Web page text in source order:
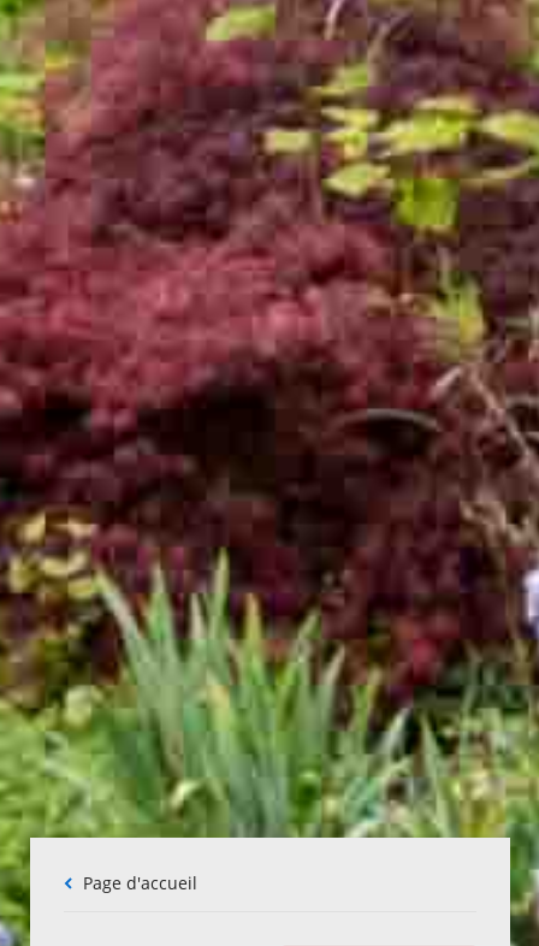
Fil
Page d'accueil